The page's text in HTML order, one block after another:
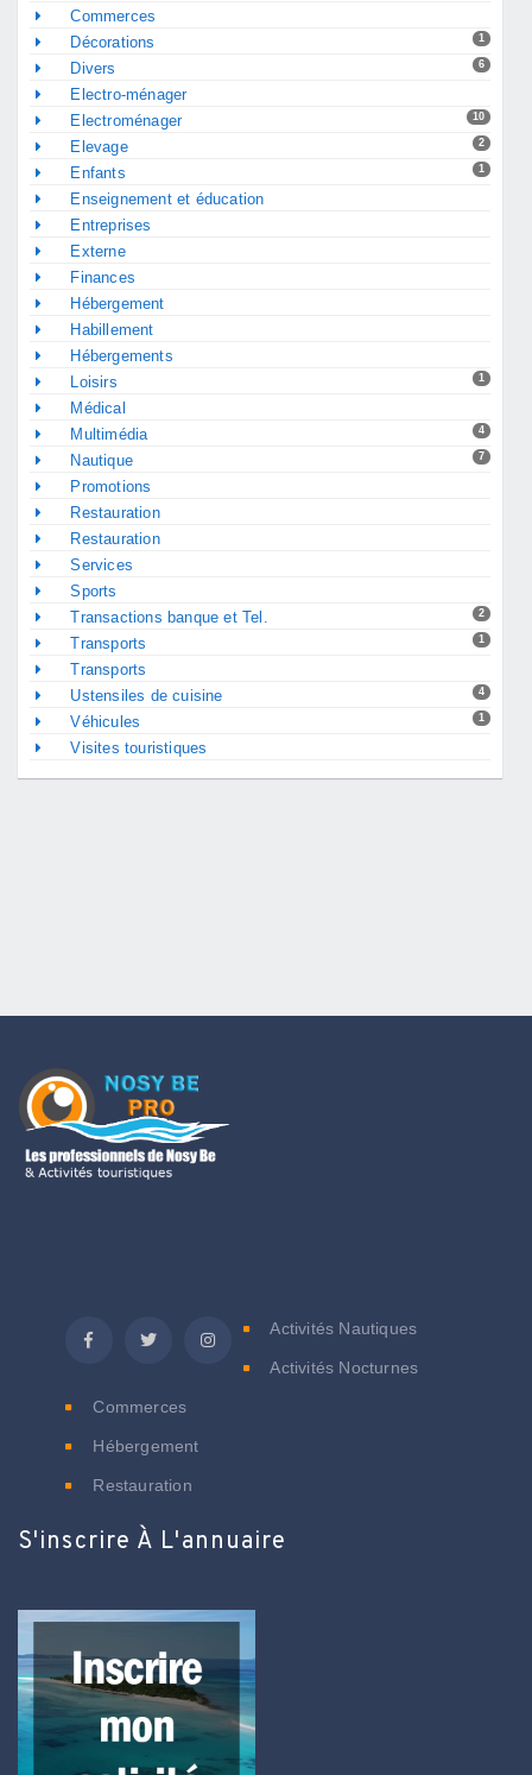
Commerces
1
Décorations
6
Divers
Electro-ménager
10
Electroménager
2
Elevage
1
Enfants
Enseignement et éducation
Entreprises
Externe
Finances
Hébergement
Habillement
Hébergements
1
Loisirs
Médical
4
Multimédia
7
Nautique
Promotions
Restauration
Restauration
Services
Sports
2
Transactions banque et Tel.
1
Transports
Transports
4
Ustensiles de cuisine
1
Véhicules
Visites touristiques
Activités Nautiques
Activités Nocturnes
Commerces
Hébergement
Restauration
S'inscrire À L'annuaire